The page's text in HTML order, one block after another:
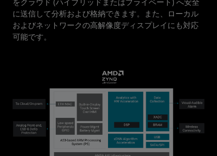
に送信して分析および格納できます。また、ローカル
およびネットワークの高解像度ディスプレイにも対応
可能です。